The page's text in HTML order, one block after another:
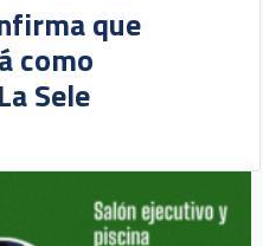
que
como
Sele